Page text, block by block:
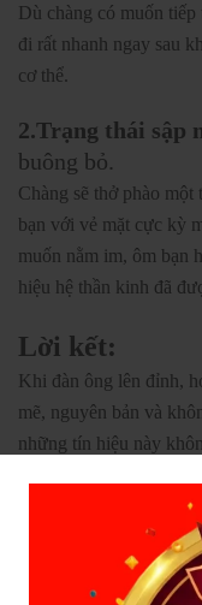
Dù chàng có muốn
đi rất nhanh ngay sau
cơ thể.
2.Trạng thái sập
buông bỏ.
Chàng sẽ thở phào
bạn với vẻ mặt cực kỳ
muốn nằm im, ôm bạn
hiệu hệ thần kinh đã
Lời kết:
Khi đàn ông lên đỉnh,
mẽ, nguyên bản và
những tín hiệu này
thăng hoa hơn trong